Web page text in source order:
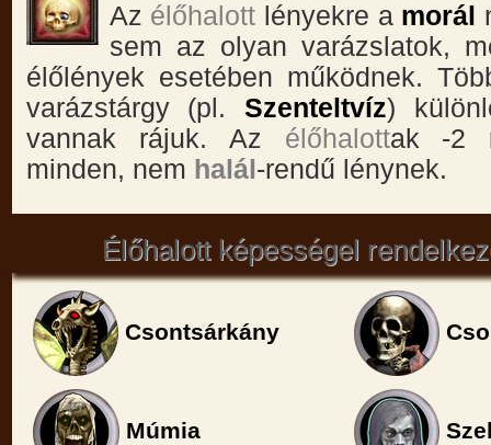
Az élőhalott lényekre a morál
sem az olyan varázslatok,
élőlények esetében működnek.
varázstárgy (pl. Szenteltvíz)
vannak rájuk. Az élőhalottak -2
minden, nem halál -rendű lénynek.
Élőhalott képességel
Csontsárkány
Múmia